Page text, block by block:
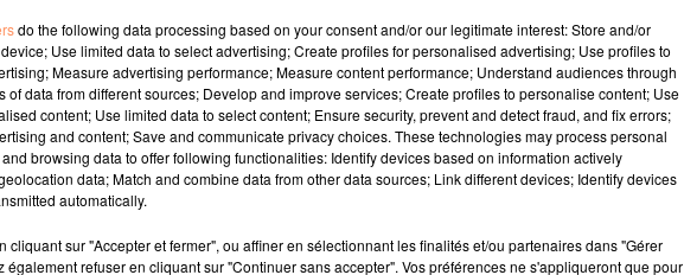
2018.
Marseille
d’une grande diversité de techniques : mobilier,
rares, collections de Mode et d’accessoires du
do the following data processing based on your consent and/or our legitimate interest: Store and/or
Use limited data to select advertising; Create profiles for personalised advertising; Use profiles to
Measure advertising performance; Measure content performance; Understand audiences through
of data from different sources; Develop and improve services; Create profiles to personalise content; Use
content; Use limited data to select content; Ensure security, prevent and detect fraud, and fix errors;
and content; Save and communicate privacy choices. These technologies may process personal
browsing data to offer following functionalities: Identify devices based on information actively
data; Match and combine data from other data sources; Link different devices; Identify devices
automatically.
cliquant sur "Accepter et fermer", ou affiner en sélectionnant les finalités et/ou partenaires dans "Gérer
également refuser en cliquant sur "Continuer sans accepter". Vos préférences ne s'appliqueront que pour